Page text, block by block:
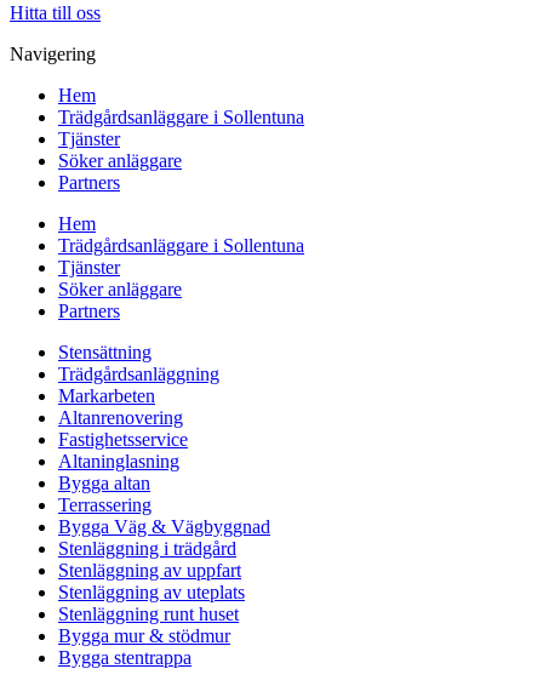
Hitta till oss
Navigering
Hem
Trädgårdsanläggare i Sollentuna
Tjänster
Söker anläggare
Partners
Hem
Trädgårdsanläggare i Sollentuna
Tjänster
Söker anläggare
Partners
Stensättning
Trädgårdsanläggning
Markarbeten
Altanrenovering
Fastighetsservice
Altaninglasning
Bygga altan
Terrassering
Bygga Väg & Vägbyggnad
Stenläggning i trädgård
Stenläggning av uppfart
Stenläggning av uteplats
Stenläggning runt huset
Bygga mur & stödmur
Bygga stentrappa